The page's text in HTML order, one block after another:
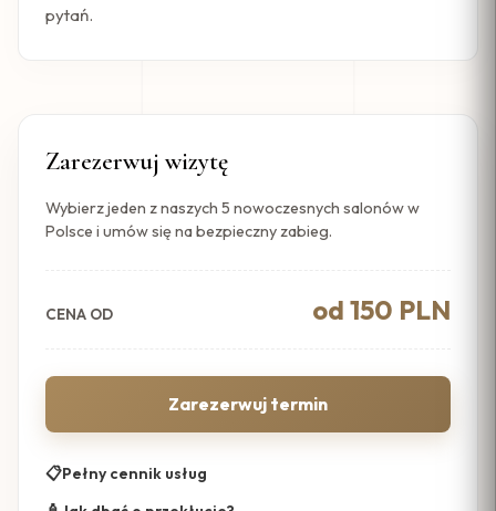
pytań.
Zarezerwuj wizytę
Wybierz jeden z naszych 5 nowoczesnych salonów w
Polsce i umów się na bezpieczny zabieg.
CENA OD od 150 PLN
Zarezerwuj termin
📋Pełny cennik usług